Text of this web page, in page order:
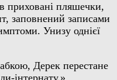
приховані пляшечки,
заповнений записами
Унизу однієї
Дерек перестане